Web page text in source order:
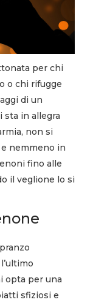
per chi
o chi rifugge
di un
sta in allegra
non si
nemmeno in
fino alle
il veglione lo si
opta per una
sfiziosi e